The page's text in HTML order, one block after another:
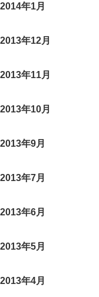
2014年1月
2013年12月
2013年11月
2013年10月
2013年9月
2013年7月
2013年6月
2013年5月
2013年4月